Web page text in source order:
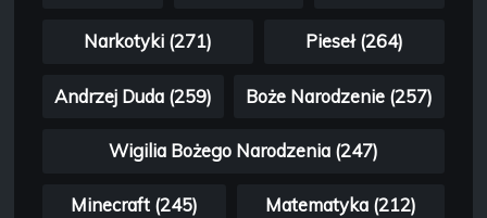
Narkotyki (271) Pieseł (264)
Andrzej Duda (259) Boże Narodzenie (257)
Wigilia Bożego Narodzenia (247)
Minecraft (245) Matematyka (212)